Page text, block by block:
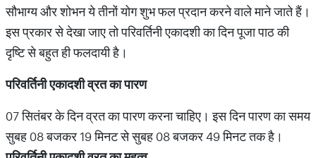
सौभाग्य और शोभन ये तीनों योग शुभ फल प्रदान करने वाले माने जाते हैं।
इस प्रकार से देखा जाए तो परिवर्तिनी एकादशी का दिन पूजा पाठ की
दृष्टि से बहुत ही फलदायी है।
परिवर्तिनी एकादशी व्रत का पारण
07 सितंबर के दिन व्रत का पारण करना चाहिए। इस दिन पारण का समय
सुबह 08 बजकर 19 मिनट से सुबह 08 बजकर 49 मिनट तक है।